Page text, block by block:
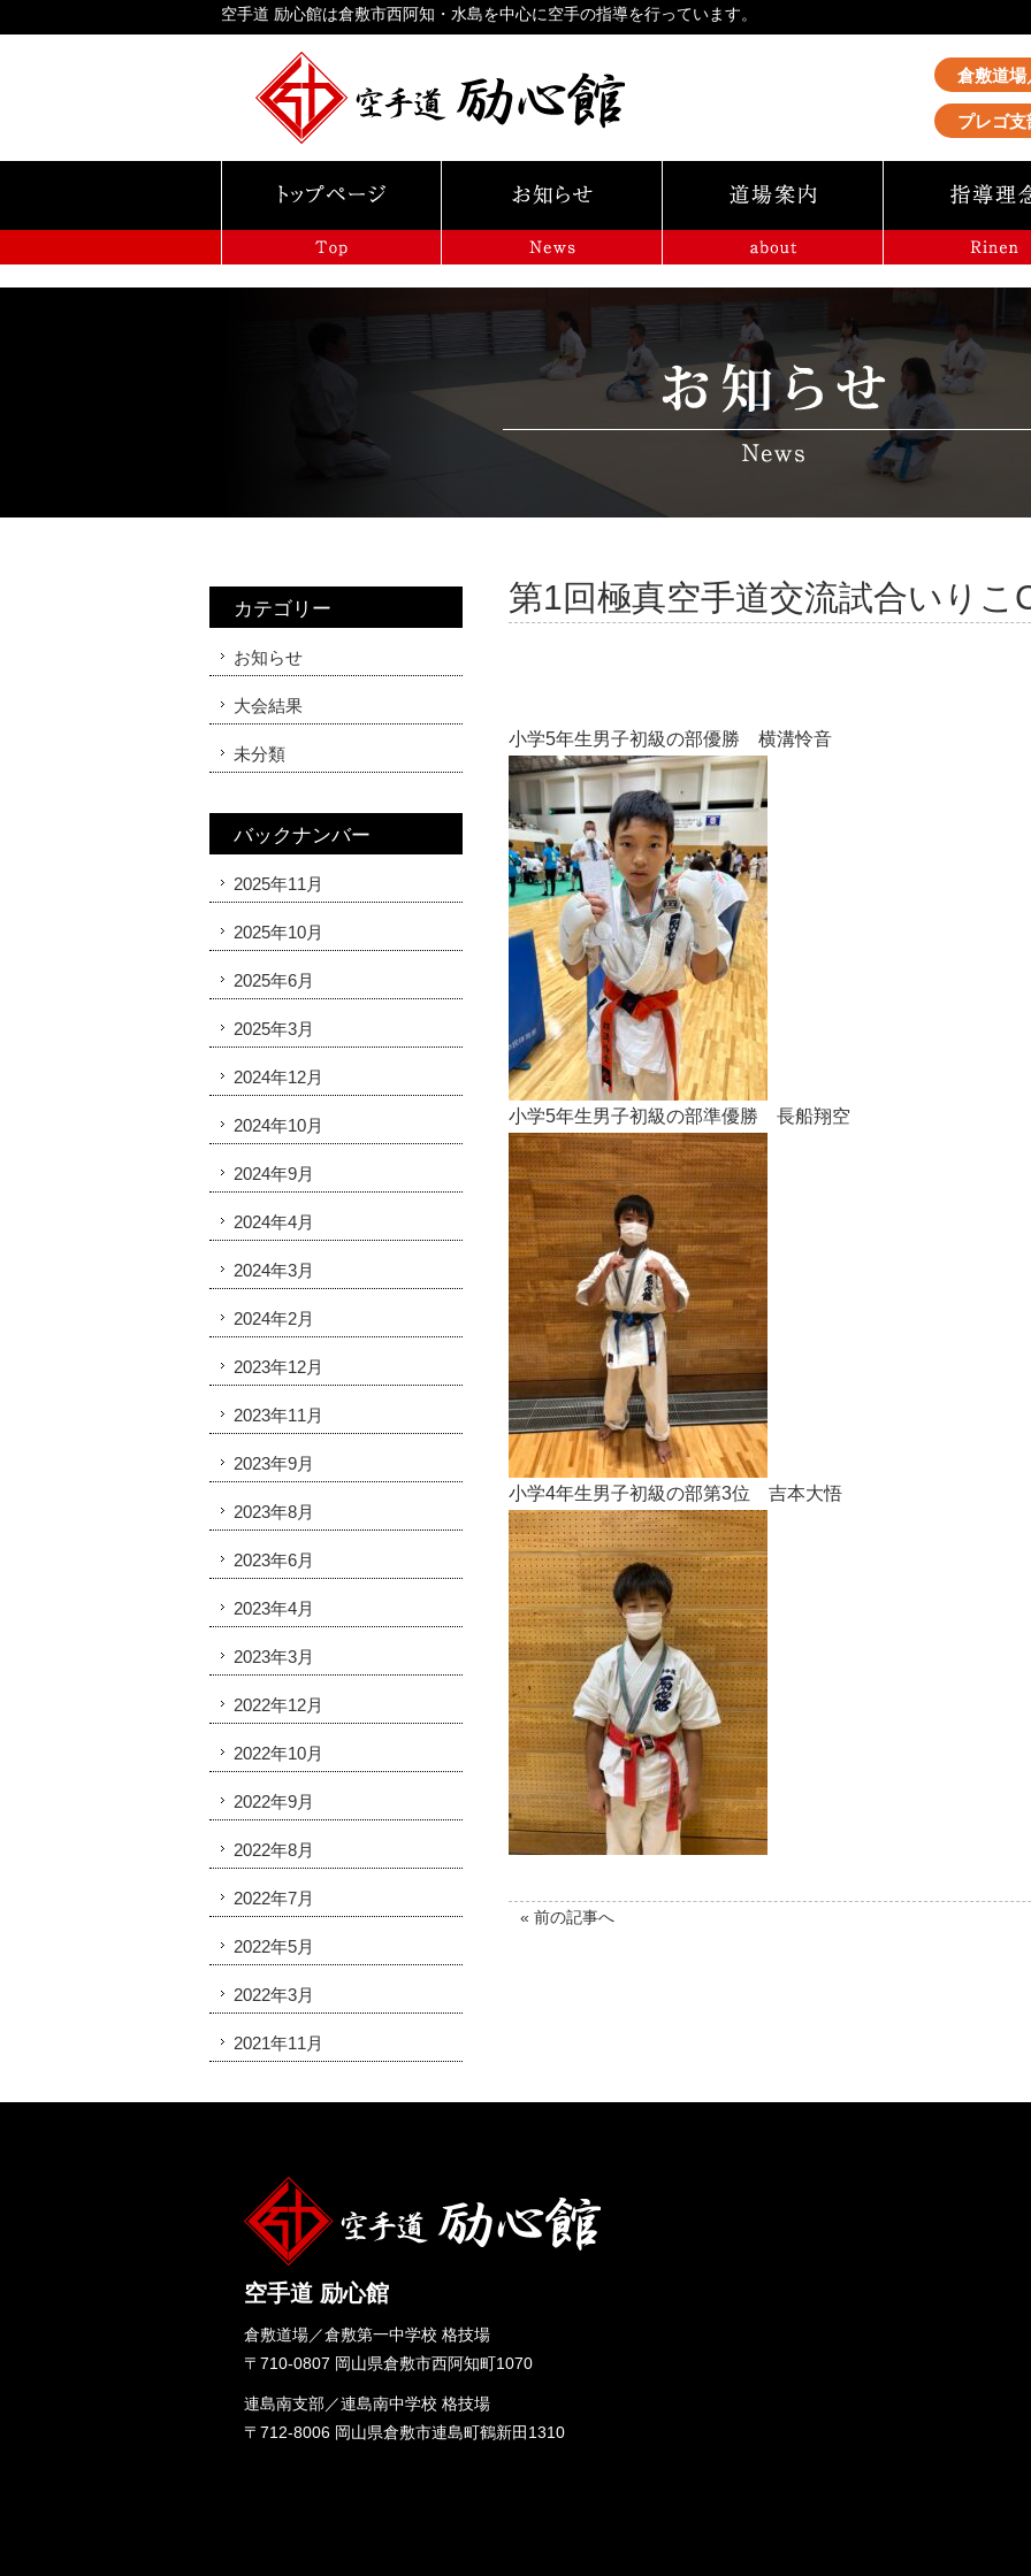
空手道 励心館は倉敷市西阿知・水島を中心に空手の指導を行っています。
倉敷道場
プレゴ支
カテゴリー
お知らせ
大会結果
未分類
バックナンバー
2025年11月
2025年10月
2025年6月
2025年3月
2024年12月
2024年10月
2024年9月
2024年4月
2024年3月
2024年2月
2023年12月
2023年11月
2023年9月
2023年8月
2023年6月
2023年4月
2023年3月
2022年12月
2022年10月
2022年9月
2022年8月
2022年7月
2022年5月
2022年3月
2021年11月
第1回極真空手道交流試合いりこ
小学5年生男子初級の部優勝 横溝怜音
小学5年生男子初級の部準優勝 長船翔空
小学4年生男子初級の部第3位 吉本大悟
« 前の記事へ
空手道 励心館
倉敷道場／倉敷第一中学校 格技場
〒710-0807 岡山県倉敷市西阿知町1070
連島南支部／連島南中学校 格技場
〒712-8006 岡山県倉敷市連島町鶴新田1310